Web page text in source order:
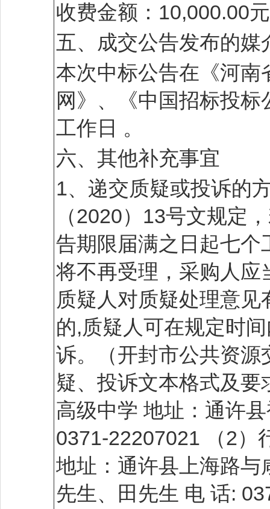
收费金额：10,000.00元
五、成交公告发布的媒
本次中标公告在《河南
网》、《中国招标投
工作日 。
六、其他补充事宜
1、递交质疑或投诉的
（2020）13号文规定
告期限届满之日起七个
将不再受理，采购人应
质疑人对质疑处理意
的,质疑人可在规定时
诉。（开封市公共资源
疑、投诉文本格式及
高级中学 地址：通许
0371-22207021 （2）
地址：通许县上海路与
先生、田先生 电 话: